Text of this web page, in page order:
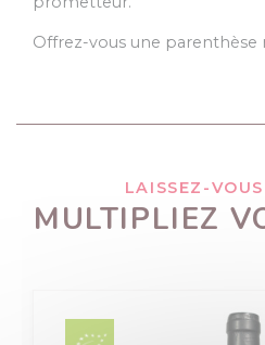
Offrez-vous une parenthèse
LAISSEZ-
MULTIPLIEZ